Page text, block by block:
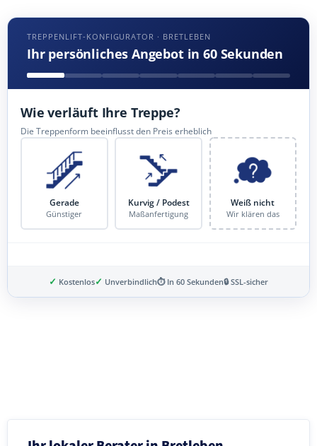
TREPPENLIFT-KONFIGURATOR · BRETLEBEN
Ihr persönliches Angebot in 60 Sekunden
Wie verläuft Ihre Treppe?
Die Treppenform beeinflusst den Preis erheblich
Gerade
Günstiger
Kurvig / Podest
Maßanfertigung
Weiß nicht
Wir klären das
✓ Kostenlos✓ Unverbindlich⏱ In 60 Sekunden🔒 SSL-sicher